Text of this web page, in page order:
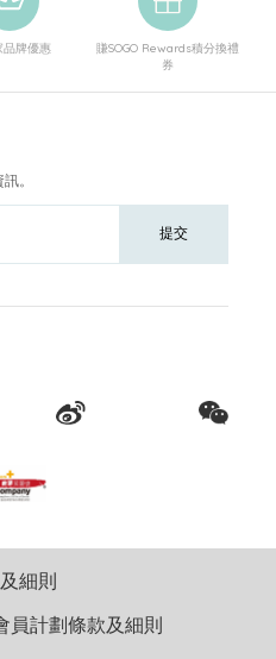
品牌優惠
賺SOGO Rewards積分換禮
券
。
提交
細則
員計劃條款及細則